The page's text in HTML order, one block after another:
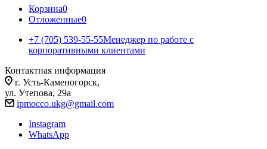
Корзина0
Отложенные0
+7 (705) 539-55-55Менеджер по работе с
корпоративными клиентами
Контактная информация
г. Усть-Каменогорск,
ул. Утепова, 29а
ipmocco.ukg@gmail.com
Instagram
WhatsApp